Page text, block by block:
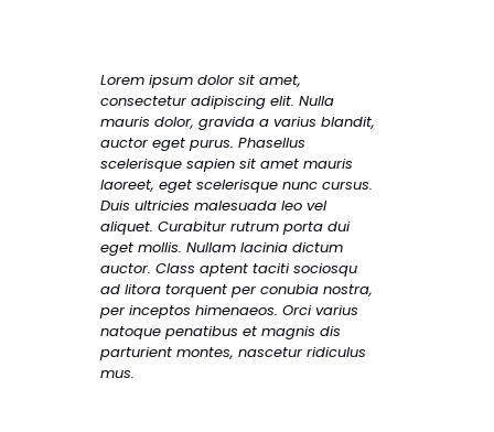
Lorem ipsum dolor sit amet,
consectetur adipiscing elit. Nulla
mauris dolor, gravida a varius blandit,
auctor eget purus. Phasellus
scelerisque sapien sit amet mauris
laoreet, eget scelerisque nunc cursus.
Duis ultricies malesuada leo vel
aliquet. Curabitur rutrum porta dui
eget mollis. Nullam lacinia dictum
auctor. Class aptent taciti sociosqu
ad litora torquent per conubia nostra,
per inceptos himenaeos. Orci varius
natoque penatibus et magnis dis
parturient montes, nascetur ridiculus
mus.